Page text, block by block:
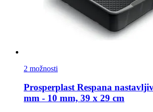
2 možnosti
ProsperplastRespana
mm -​ 10 mm, 39 x 29 cm